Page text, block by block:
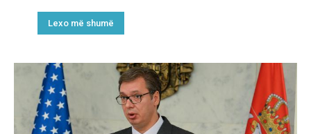
Lexo më shumë